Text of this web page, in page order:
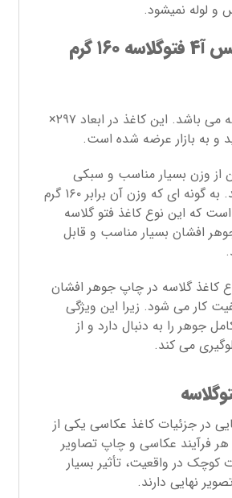
لوله نمیشود.
کاغذ چاپ عکس آ۴ فتوگلاسه ۱۶۰ گرم
دارای جنس گلاسه می باشد. این کاغذ در ابعاد ۲۹۷×
از وزن بسیار مناسب و سبکی
برخوردار می باشد. به گونه ای که وزن آن برابر ۱۶۰ گرم
که این نوع کاغذ فتو گلاسه
افشان بسیار مناسب و قابل
کاغذ گلاسه در چاپ جوهر افشان
کار می شود. زیرا این ویژگی
جوهر را به دنبال دارد و از
می کند.
در جزئیات کاغذ عکاسی یکی از
فرآیند عکاسی و چاپ تصاویر
در واقعیت، تأثیر بسیار
نهایی دارند.